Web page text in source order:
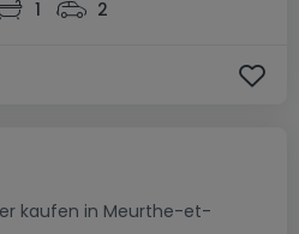
1 2
kaufen in Meurthe-et-